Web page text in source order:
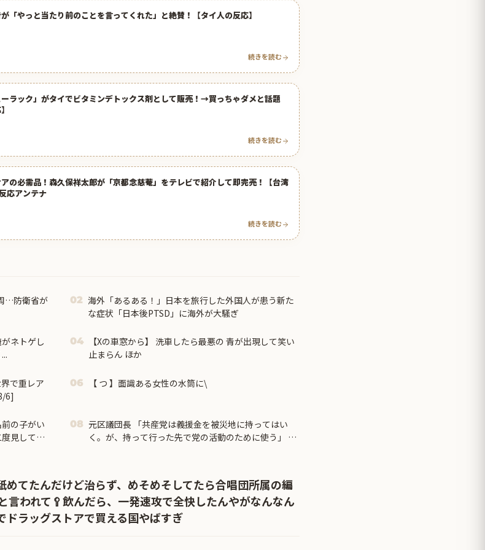
「やっと当たり前のことを言ってくれた」と絶賛！【タイ人の反応】
続きを読む
ラック」がタイでビタミンデトックス剤として販売！→買っちゃダメと話題
続きを読む
の必需品！森久保祥太郎が「京都念慈菴」をテレビで紹介して即完売！【台湾
応アンテナ
続きを読む
…防衛省が
02 海外「あるある！」日本を旅行した外国人が患う新た
な症状「日本後PTSD」に海外が大騒ぎ
ネトゲし
04
【Xの車窓から】 洗車したら最悪の 青が出現して笑い
止まらん ほか
で重レア
6]
06 【 つ 】面識ある女性の水筒に\
の子がい
見してし
08 元区議団長 「共産党は義援金を被災地に持ってはい
く。が、持って行った先で党の活動のために使う」 日
めてたんだけど治らず、めそめそしてたら合唱団所属の編
言われて🥄飲んだら、一発速攻で全快したんやがなんなん
ラッグストアで買える国やばすぎ